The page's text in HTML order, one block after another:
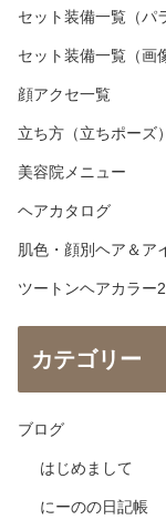
セット装備一覧（パ
セット装備一覧（画
顔アクセ一覧
立ち方（立ちポーズ
美容院メニュー
ヘアカタログ
肌色・顔別ヘア＆ア
ツートンヘアカラー
カテゴリー
ブログ
はじめまして
にーのの日記帳